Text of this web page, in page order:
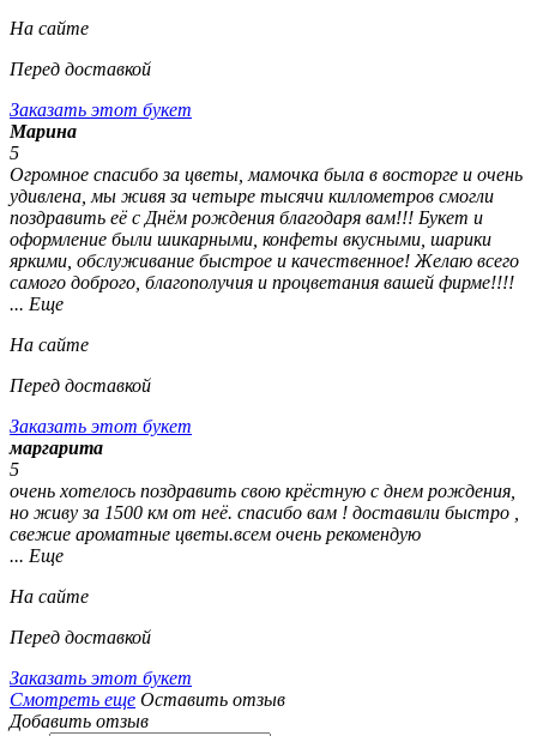
На сайте
Перед доставкой
Заказать этот букет
Марина
5
Огромное спасибо за цветы, мамочка была в восторге и очень
удивлена, мы живя за четыре тысячи киллометров смогли
поздравить её с Днём рождения благодаря вам!!! Букет и
оформление были шикарными, конфеты вкусными, шарики
яркими, обслуживание быстрое и качественное! Желаю всего
самого доброго, благополучия и процветания вашей фирме!!!!
... Еще
На сайте
Перед доставкой
Заказать этот букет
маргарита
5
очень хотелось поздравить свою крёстную с днем рождения,
но живу за 1500 км от неё. спасибо вам ! доставили быстро ,
свежие ароматные цветы.всем очень рекомендую
... Еще
На сайте
Перед доставкой
Заказать этот букет
Смотреть еще Оставить отзыв
Добавить отзыв